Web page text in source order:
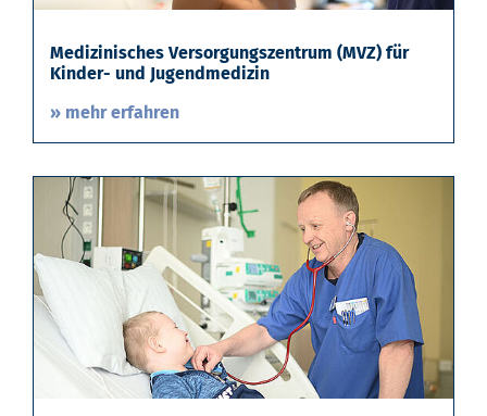
Medizinisches Versorgungszentrum (MVZ) für
Kinder- und Jugendmedizin
» mehr erfahren